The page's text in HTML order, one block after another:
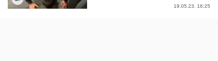
19.05.23. 16:25